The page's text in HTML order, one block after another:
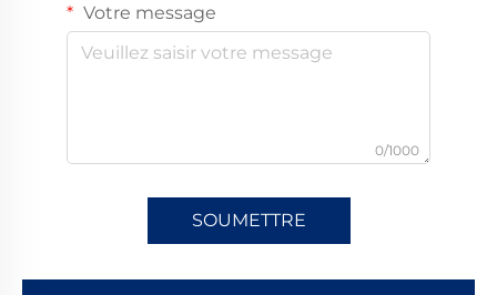
Votre message
0/1000
SOUMETTRE